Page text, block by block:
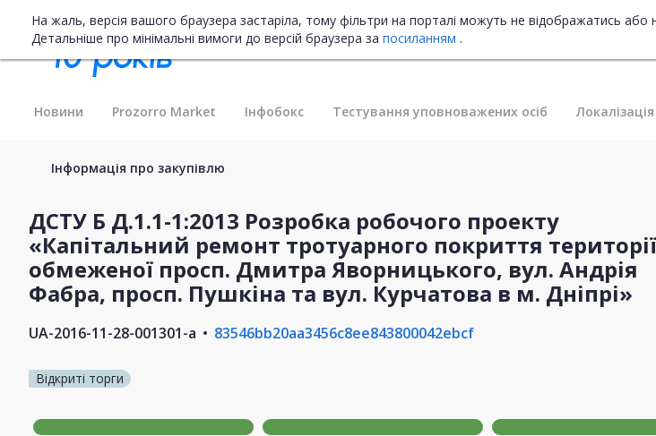
На жаль, версія вашого браузера застаріла, тому фільтри на порталі можуть не відображатись
Детальніше про мінімальні вимоги до версій браузера за посиланням .
Новини Prozorro Market Інфобокс Тестування уповноважених осіб Локалізація
Інформація про закупівлю
ДСТУ Б Д.1.1-1:2013 Розробка робочого проекту
«Капітальний ремонт тротуарного покриття
обмеженої просп. Дмитра Яворницького, вул. Андрія
Фабра, просп. Пушкіна та вул. Курчатова в м. Дніпрі»
UA-2016-11-28-001301-a 83546bb20aa3456c8ee843800042ebcf
Відкриті торги